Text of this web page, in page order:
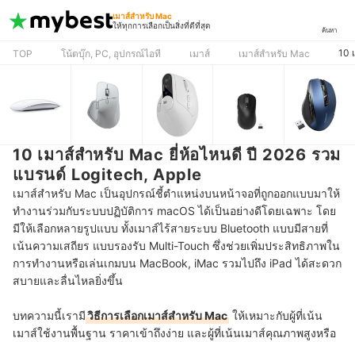
เมาส์สำหรับ Mac
ให้ทุกการเลือกเป็นสิ่งที่ดีที่สุด
ค้นหา
TOP โน้ตบุ๊ก, PC, อุปกรณ์ไอที เมาส์ เมาส์สำหรับ Mac 10
10 เมาส์สำหรับ Mac ยี่ห้อไหนดี ปี 2026 รวม
แบรนด์ Logitech, Apple
เมาส์สำหรับ Mac เป็นอุปกรณ์ชี้ตำแหน่งบนหน้าจอที่ถูกออกแบบมาให้
ทำงานร่วมกับระบบปฏิบัติการ macOS ได้เป็นอย่างดีโดยเฉพาะ โดย
มีให้เลือกหลายรูปแบบ ทั้งเมาส์ไร้สายระบบ Bluetooth แบบมีสายที่
เน้นความเสถียร แบบรองรับ Multi-Touch ซึ่งช่วยเพิ่มประสิทธิภาพใน
การทำงานหรือเล่นเกมบน MacBook, iMac รวมไปถึง iPad ได้สะดวก
สบายและลื่นไหลยิ่งขึ้น
บทความนี้เรามีวิธีการเลือกเมาส์สำหรับ Mac ให้เหมาะกับผู้ที่เน้น
เมาส์ใช้งานพื้นฐาน ราคาเข้าถึงง่าย และผู้ที่เน้นเมาส์คุณภาพสูงหรือ